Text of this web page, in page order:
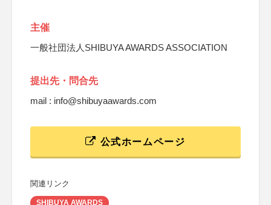
主催
一般社団法人SHIBUYA AWARDS ASSOCIATION
提出先・問合先
mail : info@shibuyaawards.com
公式ホームページ
関連リンク
SHIBUYA AWARDS